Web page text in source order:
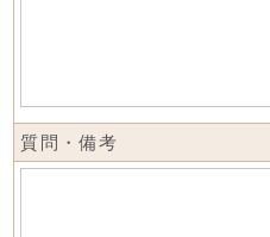
質問・備考